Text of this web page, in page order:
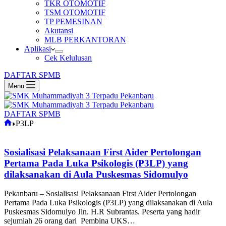
TKR OTOMOTIF
TSM OTOMOTIF
TP PEMESINAN
Akutansi
MLB PERKANTORAN
Aplikasi
Cek Kelulusan
DAFTAR SPMB
Menu
DAFTAR SPMB
Home
P3LP
Sosialisasi Pelaksanaan First Aider Pertolongan
Pertama Pada Luka Psikologis (P3LP) yang
dilaksanakan di Aula Puskesmas Sidomulyo
Pekanbaru – Sosialisasi Pelaksanaan First Aider Pertolongan
Pertama Pada Luka Psikologis (P3LP) yang dilaksanakan di Aula
Puskesmas Sidomulyo Jln. H.R Subrantas. Peserta yang hadir
sejumlah 26 orang dari Pembina UKS…